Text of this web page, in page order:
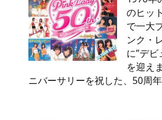
のヒッ
で一大
ンク・
に”デ
を迎え
ニバーサリーを祝した、50周